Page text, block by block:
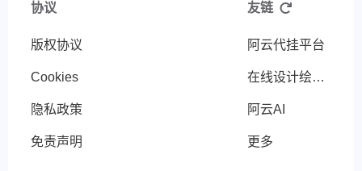
协议
版权协议
Cookies
隐私政策
免责声明
友链
阿云代挂平台
在线设计绘图网站
阿云AI
更多